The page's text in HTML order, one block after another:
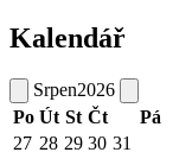
Kalendář
Srpen2026
Po Út St Čt Pá
27 28 29 30 31